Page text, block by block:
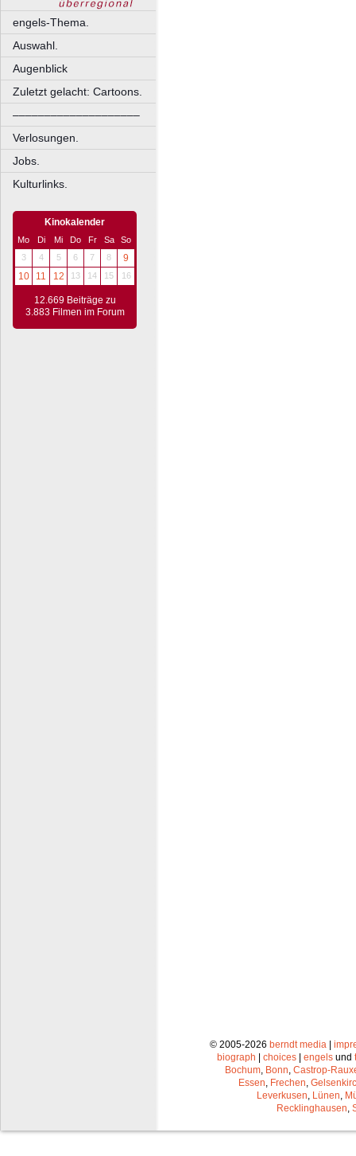
engels-Thema.
Auswahl.
Augenblick
Zuletzt gelacht: Cartoons.
––––––––––––––––––––
Verlosungen.
Jobs.
Kulturlinks.
Kinokalender
Mo Di Mi Do Fr Sa
So
3
4 5 6 7 8
9
10
11 12 13 14 15 16
12.669 Beiträge zu
3.883 Filmen im Forum
© 2005-2026 berndt media |
biograph | choices | engels und
Bochum Bonn Castrop-
Essen Frechen
Leverkusen Lünen
Recklinghausen